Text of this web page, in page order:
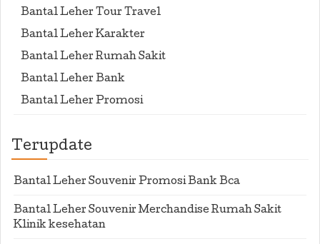
Bantal Leher Tour Travel
Bantal Leher Karakter
Bantal Leher Rumah Sakit
Bantal Leher Bank
Bantal Leher Promosi
Terupdate
Bantal Leher Souvenir Promosi Bank Bca
Bantal Leher Souvenir Merchandise Rumah Sakit
Klinik kesehatan